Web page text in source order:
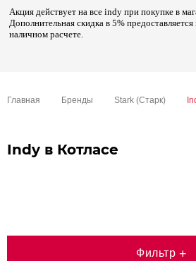
Акция действует на все indy при покупке в
Дополнительная скидка в 5%
наличном расчете.
Главная Бренды Stark (Старк)
Indy в Котласе
Фильтр +